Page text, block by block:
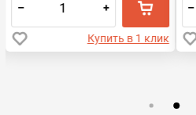
– +
Купить в 1 клик
–